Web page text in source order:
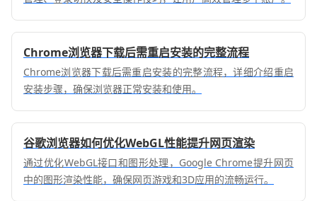
Chrome浏览器下载后需重启安装的完整流程
Chrome浏览器下载后需重启安装的完整流程，详细介绍重启
安装步骤，确保浏览器正常安装和使用。
谷歌浏览器如何优化WebGL性能提升网页渲染
通过优化WebGL接口和图形处理，Google Chrome提升网页
中的图形渲染性能，确保网页游戏和3D应用的流畅运行。